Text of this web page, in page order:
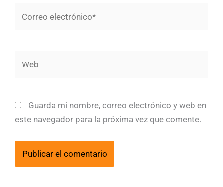
electrónico*
Guarda mi nombre, correo electrónico y web en
este navegador para la próxima vez que comente.